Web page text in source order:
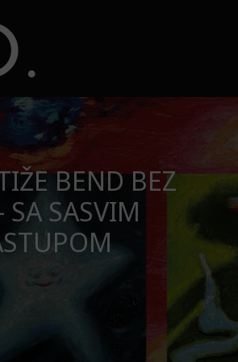
VALENTINA
LETA
na plaži ovog leta